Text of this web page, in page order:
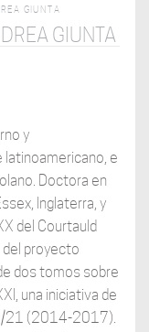
GIUNTA
GIUNTA
y
e
Doctora en
Inglaterra, y
del Courtauld
del proyecto
dos tomos sobre
una iniciativa de
21 (2014-2017).